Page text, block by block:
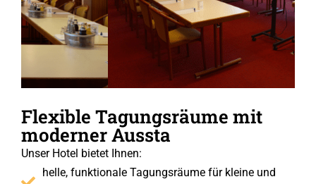
Flexible Tagungsräume mit
moderner Aussta
Unser Hotel bietet Ihnen:
helle, funktionale Tagungsräume für kleine und